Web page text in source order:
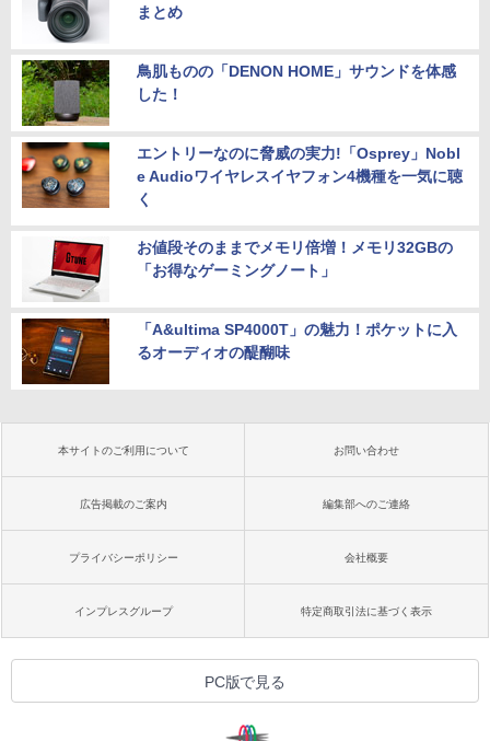
まとめ
鳥肌ものの「DENON HOME」サウンドを体感
した！
エントリーなのに脅威の実力!「Osprey」Nobl
e Audioワイヤレスイヤフォン4機種を一気に聴
く
お値段そのままでメモリ倍増！メモリ32GBの
「お得なゲーミングノート」
「A&ultima SP4000T」の魅力！ポケットに入
るオーディオの醍醐味
本サイトのご利用について お問い合わせ
広告掲載のご案内 編集部へのご連絡
プライバシーポリシー 会社概要
インプレスグループ 特定商取引法に基づく表示
PC版で見る